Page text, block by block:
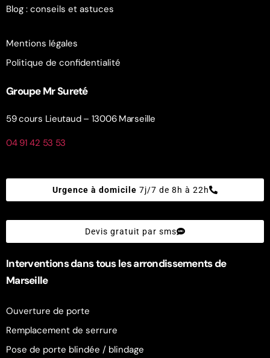
Blog : conseils et astuces
Mentions légales
Politique de confidentialité
Groupe Mr Sureté
59 cours Lieutaud – 13006 Marseille
04 91 42 53 53
Urgence à domicile 7j/7 de 8h à 22h
Devis gratuit par sms
Interventions dans tous les arrondissements de
Marseille
Ouverture de porte
Remplacement de serrure
Pose de porte blindée / blindage